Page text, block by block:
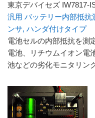
東京デバイセズ IW7817-
汎用 バッテリー内部抵
ンサ, ハンダ付けタイプ
電池セルの内部抵抗を測
電池、リチウムイオン電
池などの劣化モニタリン